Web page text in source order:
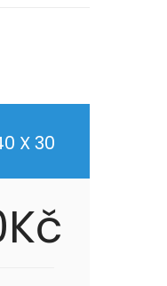
X 30